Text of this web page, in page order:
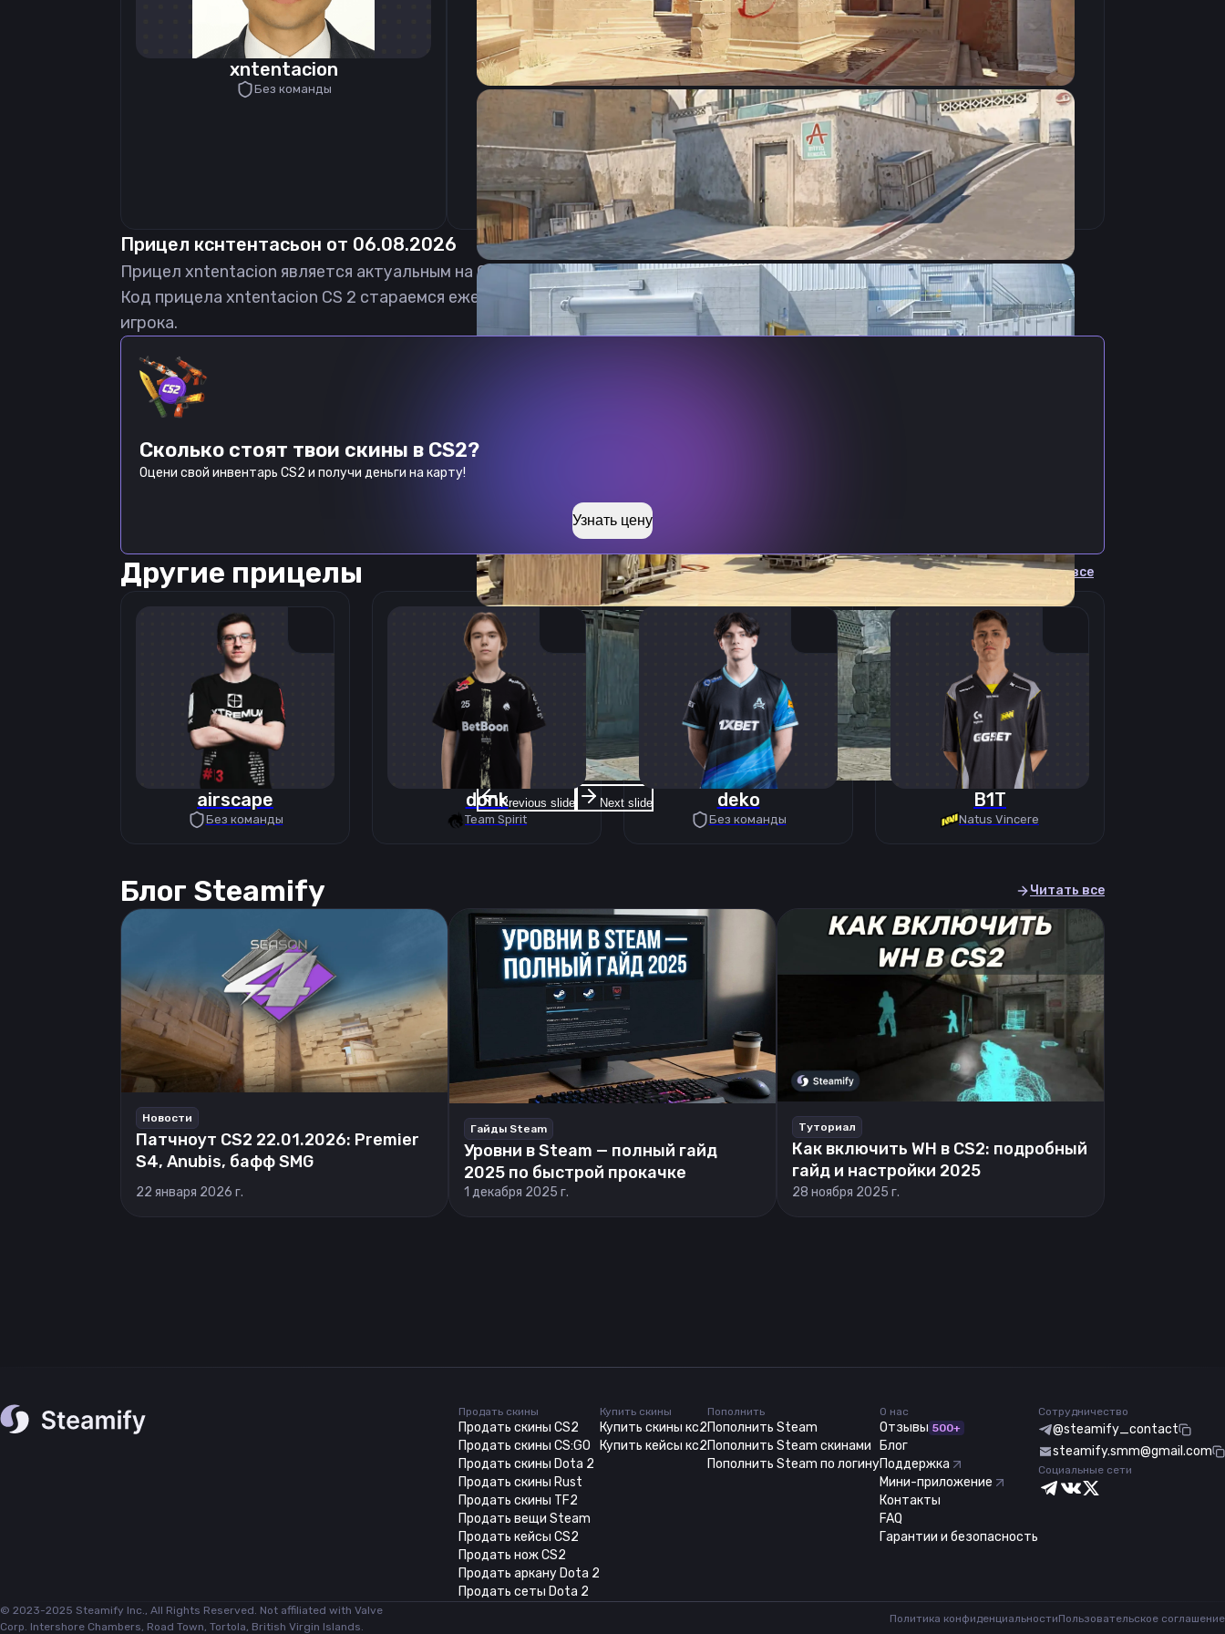
xntentacion
Без команды
Previous slide Next slide
CSGO-ZVuyz-kzr6V-Yqv4y-NWHYP-P5BYN
Скопировать
Прицел кснтентасьон от 06.08.2026
Прицел xntentacion является актуальным на 06.08.2026
Код прицела xntentacion CS 2 стараемся еженедельно обновлять, чтобы вы могли играть с актуальными настройками
игрока.
Сколько стоят твои скины в CS2?
Оцени свой инвентарь CS2 и получи деньги на карту!
Узнать цену
Другие прицелы Cмотреть все
airscape
Без команды
donk
Team Spirit
deko
Без команды
B1T
Natus Vincere
Блог Steamify Читать все
Новости
Патчноут CS2 22.01.2026: Premier
S4, Anubis, бафф SMG
22 января 2026 г.
Гайды Steam
Уровни в Steam — полный гайд
2025 по быстрой прокачке
1 декабря 2025 г.
Туториал
Как включить WH в CS2: подробный
гайд и настройки 2025
28 ноября 2025 г.
Продать скины
Продать скины CS2
Продать скины CS:GO
Продать скины Dota 2
Продать скины Rust
Продать скины TF2
Продать вещи Steam
Продать кейсы CS2
Продать нож CS2
Продать аркану Dota 2
Продать сеты Dota 2
Купить скины
Купить скины кс2
Купить кейсы кс2
Пополнить
Пополнить Steam
Пополнить Steam скинами
Пополнить Steam по логину
О нас
Отзывы 500+
Блог
Поддержка
Мини-приложение
Контакты
FAQ
Гарантии и безопасность
Сотрудничество
@steamify_contact
steamify.smm@gmail.com
Социальные сети
© 2023-2025 Steamify Inc., All Rights Reserved. Not affiliated with Valve
Corp. Intershore Chambers, Road Town, Tortola, British Virgin Islands.
Политика конфиденциальностиПользовательское соглашение